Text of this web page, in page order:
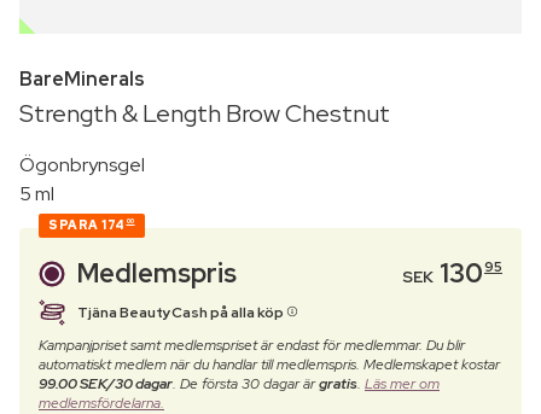
OUTLET
BareMinerals
Strength & Length Brow Chestnut
Ögonbrynsgel
5 ml
SPARA 174 00
Medlemspris SEK 13095
Tjäna BeautyCash på alla köp
Kampanjpriset samt medlemspriset är endast för medlemmar. Du blir
automatiskt medlem när du handlar till medlemspris. Medlemskapet kostar
99.00 SEK/30 dagar. De första 30 dagar ärgratis. Läs mer om
medlemsfördelarna.